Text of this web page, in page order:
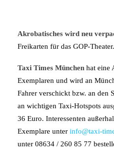
Akrobatisches wird neu
Freikarten für das GOP-Theater.
Taxi Times München hat eine
Exemplaren und wird an
Fahrer verschickt bzw. an den
an wichtigen Taxi-Hotspots
36 Euro. Interessenten
Exemplare unter info@taxi-
unter 08634 / 260 85 77